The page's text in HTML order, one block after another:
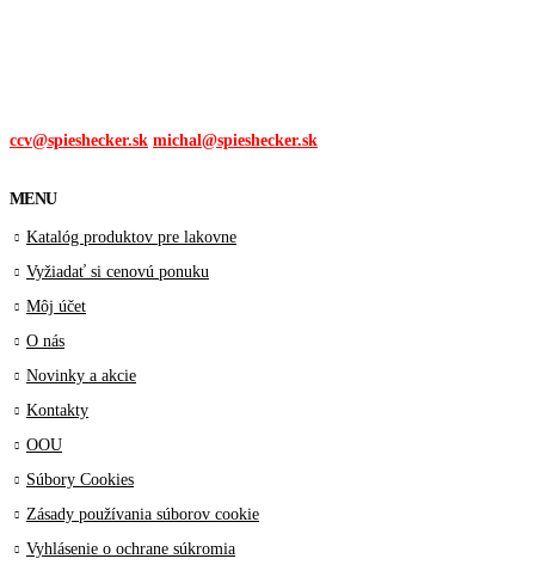
ccv@spieshecker.sk michal@spieshecker.sk
MENU
Katalóg produktov pre lakovne
Vyžiadať si cenovú ponuku
Môj účet
O nás
Novinky a akcie
Kontakty
OOU
Súbory Cookies
Zásady používania súborov cookie
Vyhlásenie o ochrane súkromia